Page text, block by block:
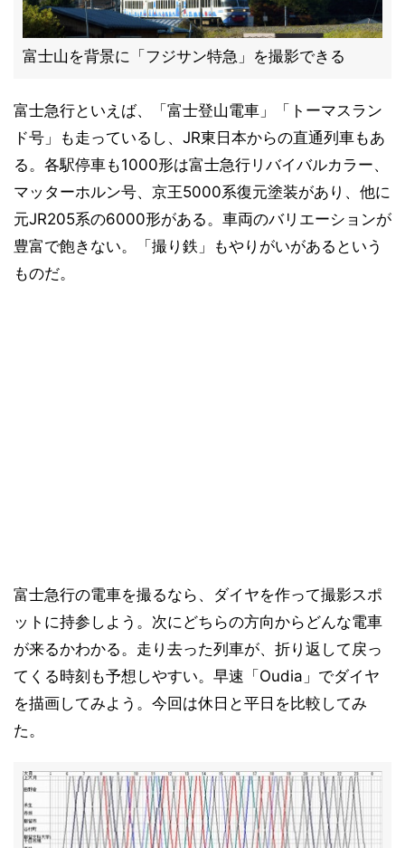
富士山を背景に「フジサン特急」を撮影できる
富士急行といえば、「富士登山電車」「トーマスラン
ド号」も走っているし、JR東日本からの直通列車もあ
る。各駅停車も1000形は富士急行リバイバルカラー、
マッターホルン号、京王5000系復元塗装があり、他に
元JR205系の6000形がある。車両のバリエーションが
豊富で飽きない。「撮り鉄」もやりがいがあるという
ものだ。
富士急行の電車を撮るなら、ダイヤを作って撮影スポ
ットに持参しよう。次にどちらの方向からどんな電車
が来るかわかる。走り去った列車が、折り返して戻っ
てくる時刻も予想しやすい。早速「Oudia」でダイヤ
を描画してみよう。今回は休日と平日を比較してみ
た。